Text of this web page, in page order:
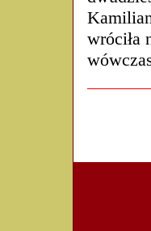
wróciła